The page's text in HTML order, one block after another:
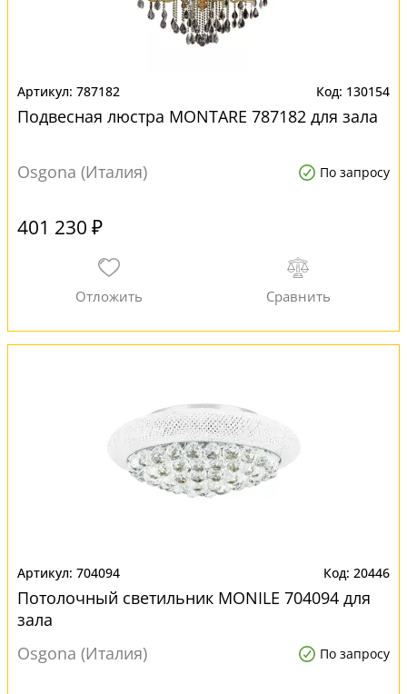
787182 130154
Подвесная люстра MONTARE 787182 для зала
Osgona (Италия) По запросу
401 230 ₽
704094 20446
Потолочный светильник MONILE 704094 для
зала
Osgona (Италия)
По запросу